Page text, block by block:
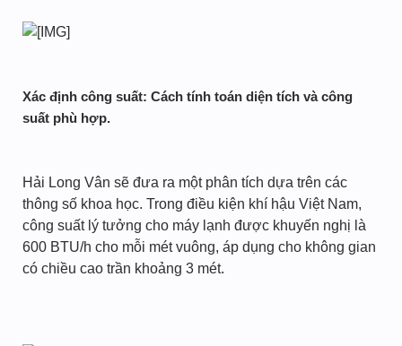
Xác định công suất: Cách tính toán diện tích và công
suất phù hợp.
Hải Long Vân sẽ đưa ra một phân tích dựa trên các
thông số khoa học. Trong điều kiện khí hậu Việt Nam,
công suất lý tưởng cho máy lạnh được khuyến nghị là
600 BTU/h cho mỗi mét vuông, áp dụng cho không gian
có chiều cao trần khoảng 3 mét.